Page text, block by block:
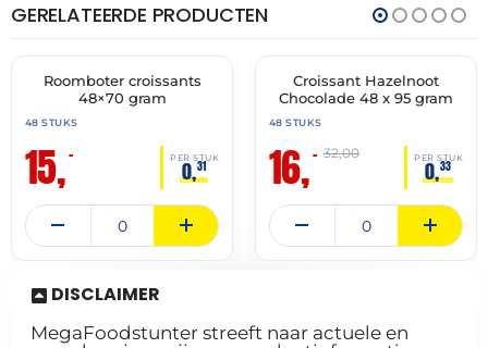
GERELATEERDE PRODUCTEN
🔥 OP=OP
THT:
28-
Roomboter croissants
48×70 gram
48 STUKS
15,– PER STUK
0,31
🔥 OP=OP
Croissant Hazelnoot
Chocolade 48 x 95 gram
48 STUKS
16,– PER STUK
0,33
32,00
DISCLAIMER
MegaFoodstunter streeft naar actuele en